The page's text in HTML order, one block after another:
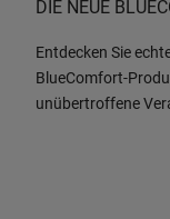
DIE NEUE
Entdecken Sie
BlueComfort-
unübertroffene